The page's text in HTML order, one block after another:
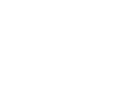
股份有限公司前次募集资金使用
仓日本、藤仓中国签订《股权转让合同》,拟以现金方式按合计人民币50,024.11万元的价格收购藤仓日本、藤